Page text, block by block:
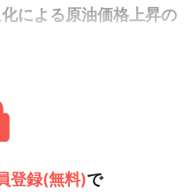
による原油価格上昇の
登録(無料)で